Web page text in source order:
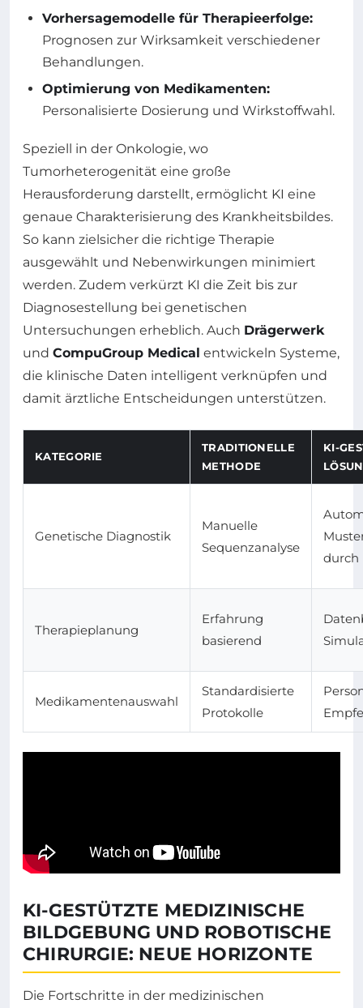
Vorhersagemodelle für Therapieerfolge:
Prognosen zur Wirksamkeit verschiedener
Behandlungen.
Optimierung von Medikamenten:
Personalisierte Dosierung und Wirkstoffwahl.
Speziell in der Onkologie, wo
Tumorheterogenität eine große
Herausforderung darstellt, ermöglicht KI eine
genaue Charakterisierung des Krankheitsbildes.
So kann zielsicher die richtige Therapie
ausgewählt und Nebenwirkungen minimiert
werden. Zudem verkürzt KI die Zeit bis zur
Diagnosestellung bei genetischen
Untersuchungen erheblich. Auch Drägerwerk
und CompuGroup Medical entwickeln Systeme,
die klinische Daten intelligent verknüpfen und
damit ärztliche Entscheidungen unterstützen.
KATEGORIE
TRADITIONELLE
METHODE
KI-
Genetische Diagnostik
Manuelle
Sequenzanalyse
durch
Therapieplanung
Erfahrung
basierend
Medikamentenauswahl
Standardisierte
Protokolle
KI-GESTÜTZTE MEDIZINISCHE
BILDGEBUNG UND ROBOTISCHE
CHIRURGIE: NEUE HORIZONTE
Die Fortschritte in der medizinischen